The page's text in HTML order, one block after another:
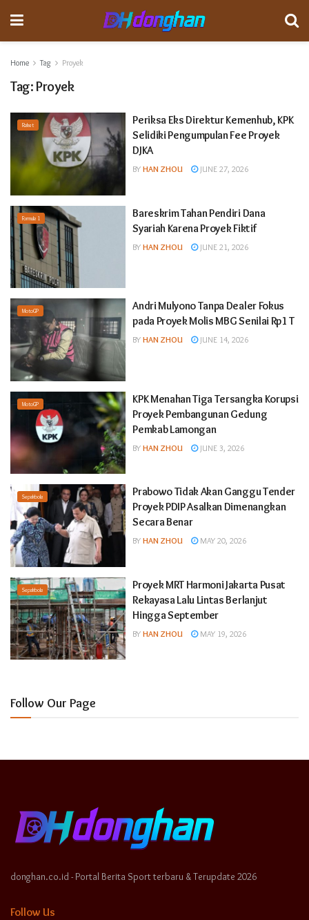
Home Tag Proyek
Tag:Proyek
Raket
Periksa Eks Direktur Kemenhub, KPK
Selidiki Pengumpulan Fee Proyek
DJKA
BY HAN ZHOU JUNE 27, 2026
Formula 1
Bareskrim Tahan Pendiri Dana
Syariah Karena Proyek Fiktif
BY HAN ZHOU JUNE 21, 2026
MotoGP
Andri Mulyono Tanpa Dealer Fokus
pada Proyek Molis MBG Senilai Rp1 T
BY HAN ZHOU JUNE 14, 2026
MotoGP
KPK Menahan Tiga Tersangka Korupsi
Proyek Pembangunan Gedung
Pemkab Lamongan
BY HAN ZHOU JUNE 3, 2026
Sepakbola
Prabowo Tidak Akan Ganggu Tender
Proyek PDIP Asalkan Dimenangkan
Secara Benar
BY HAN ZHOU MAY 20, 2026
Sepakbola
Proyek MRT Harmoni Jakarta Pusat
Rekayasa Lalu Lintas Berlanjut
Hingga September
BY HAN ZHOU MAY 19, 2026
Follow Our Page
donghan.co.id - Portal Berita Sport terbaru & Terupdate 2026
Follow Us